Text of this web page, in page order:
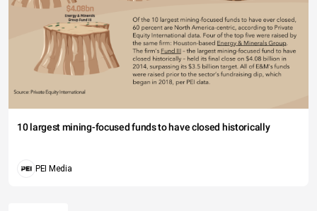
10 largest mining-focused funds to have closed historically
PEI Media